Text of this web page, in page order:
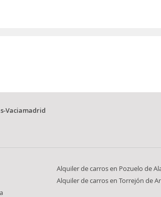
Vaciamadrid
Alquiler de carros en Pozuelo de
Alquiler de carros en Torrejón de